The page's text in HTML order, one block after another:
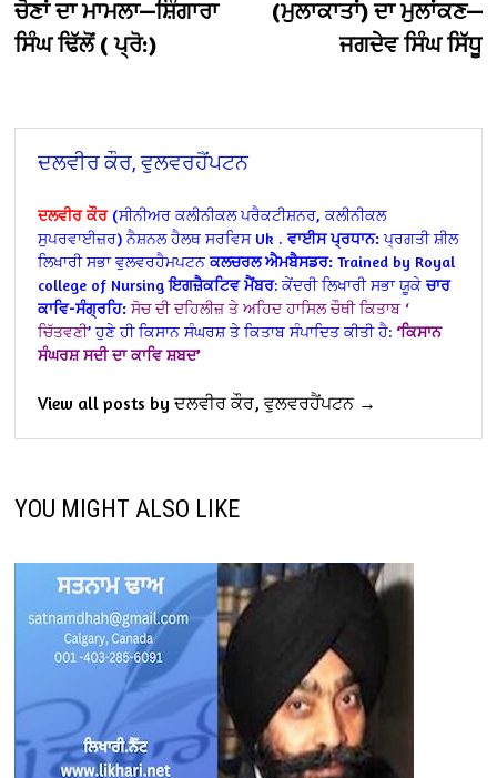
ਚੋਣਾਂ ਦਾ ਮਾਮਲਾ—ਸ਼ਿੰਗਾਰਾ
ਸਿੰਘ ਢਿੱਲੋਂ ( ਪ੍ਰੋ:)
(ਮੁਲਾਕਾਤਾਂ) ਦਾ ਮੁਲਾਂਕਣ—
ਜਗਦੇਵ ਸਿੰਘ ਸਿੱਧੂ
ਦਲਵੀਰ ਕੌਰ, ਵੁਲਵਰਹੈਂਪਟਨ
ਦਲਵੀਰ ਕੌਰ(ਸੀਨੀਅਰ ਕਲੀਨੀਕਲ ਪਰੈਕਟੀਸ਼ਨਰ, ਕਲੀਨੀਕਲ
ਸੁਪਰਵਾਈਜ਼ਰ) ਨੈਸ਼ਨਲ ਹੈਲਥ ਸਰਵਿਸ Uk . ਵਾਈਸ ਪ੍ਰਧਾਨ:ਪ੍ਰਗਤੀ ਸ਼ੀਲ
ਲਿਖਾਰੀ ਸਭਾ ਵੁਲਵਰਹੈਮਪਟਨ ਕਲਚਰਲ ਐਮਬੈਸਡਰ: Trained by Royal
college of Nursingਇਗਜ਼ੈਕਟਿਵ ਮੈਂਬਰ: ਕੇਂਦਰੀ ਲਿਖਾਰੀ ਸਭਾ ਯੂਕੇ ਚਾਰ
ਕਾਵਿ-ਸੰਗ੍ਰਹਿ: ਸੋਚ ਦੀ ਦਹਿਲੀਜ਼ ਤੇ ਅਹਿਦ ਹਾਸਿਲ ਚੌਥੀ ਕਿਤਾਬ ‘
ਚਿੱਤਵਣੀ’ ਹੁਣੇ ਹੀ ਕਿਸਾਨ ਸੰਘਰਸ਼ ਤੇ ਕਿਤਾਬ ਸੰਪਾਦਿਤ ਕੀਤੀ ਹੈ: ‘ਕਿਸਾਨ
ਸੰਘਰਸ਼ ਸਦੀ ਦਾ ਕਾਵਿ ਸ਼ਬਦ’
View all posts by ਦਲਵੀਰ ਕੌਰ, ਵੁਲਵਰਹੈਂਪਟਨ →
YOU MIGHT ALSO LIKE